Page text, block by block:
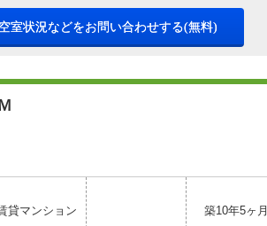
空室状況などをお問い合わせする(無料)
貸マンション 築10年5ヶ月